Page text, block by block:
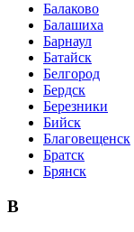
Балаково
Балашиха
Барнаул
Батайск
Белгород
Бердск
Березники
Бийск
Благовещенск
Братск
Брянск
В